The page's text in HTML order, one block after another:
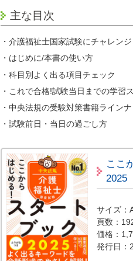
主な目次
・介護福祉士国家試験にチャレン
・はじめに/本書の使い方
・科目別よく出る項目チェック
・これで合格!試験当日までの学習
・中央法規の受験対策書籍ライン
・試験前日・当日の過ごし方
ここ
2025
サイズ：
頁数：
価格：
発行日：